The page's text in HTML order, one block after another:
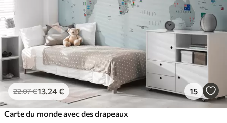
22.07€13.24€ 15
Carte du monde avec des drapeaux